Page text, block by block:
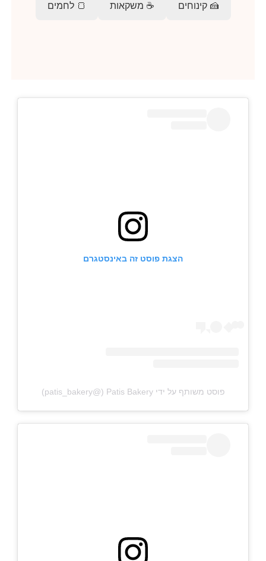
🍰 קינוחים ☕ משקאות 🍞 לחמים
הצגת פוסט זה באינסטגרם
פוסט משותף על ידי ‏‎Patis Bakery‎‏ (@‏‎patis_bakery‎‏)